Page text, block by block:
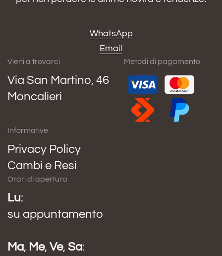
WhatsApp
Email
Vieni a trovarci
Via San Martino, 46
Moncalieri
Metodi di pagamento
Informative
Privacy Policy
Cambi e Resi
Orari di apertura
Lu:
su appuntamento
Ma, Me, Ve, Sa: